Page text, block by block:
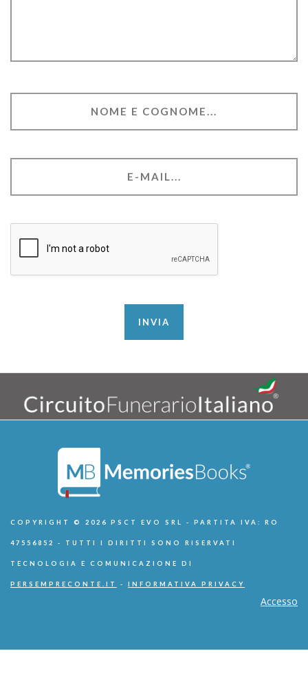
COPYRIGHT © 2026 PSCT EVO SRL - PARTITA IVA: RO
47556852 - TUTTI I DIRITTI SONO RISERVATI
TECNOLOGIA E COMUNICAZIONE DI
PERSEMPRECONTE.IT - INFORMATIVA PRIVACY
Accesso